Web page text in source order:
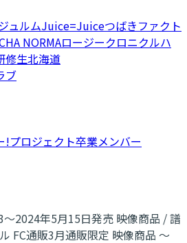
ュルムJuice=Juiceつばきファクト
NORMAロージークロニクルハ
修生北海道
ブ
!プロジェクト卒業メンバー
2024年5月15日発売 映像商品 / 譜
FC通販3月通販限定 映像商品 ～